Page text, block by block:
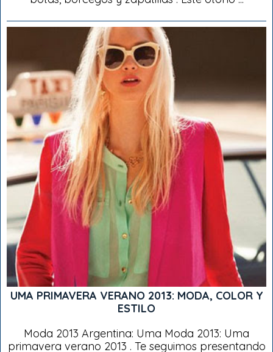
UMA PRIMAVERA VERANO 2013: MODA, COLOR Y
ESTILO
Moda 2013 Argentina: Uma Moda 2013: Uma
primavera verano 2013 . Te seguimos presentando